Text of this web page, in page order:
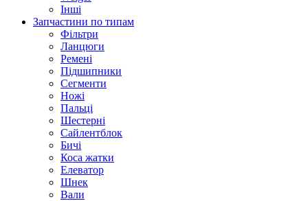
Інші
Запчастини по типам
Фільтри
Ланцюги
Ремені
Підшипники
Сегменти
Ножі
Пальці
Шестерні
Сайлентблок
Бичі
Коса жатки
Елеватор
Шнек
Вали